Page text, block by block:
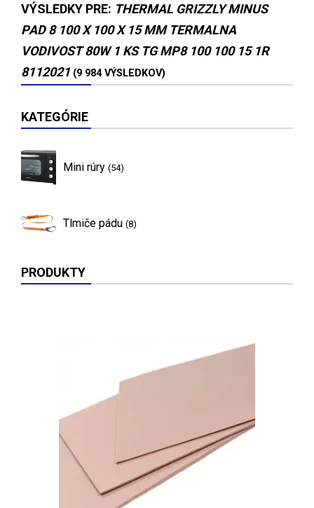
VÝSLEDKY PRE: THERMAL GRIZZLY MINUS
PAD 8 100 X 100 X 15 MM TERMALNA
VODIVOST 80W 1 KS TG MP8 100 100 15 1R
8112021 (9 984 VÝSLEDKOV)
KATEGÓRIE
Mini rúry (54)
Tlmiče pádu (8)
PRODUKTY